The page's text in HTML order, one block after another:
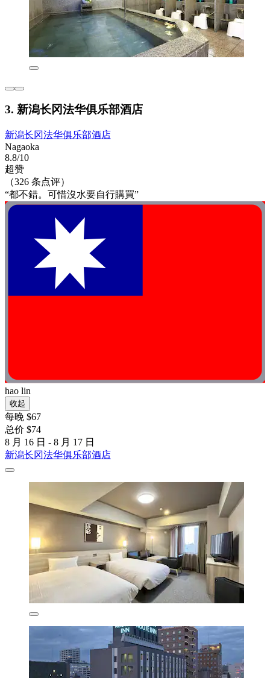
3. 新潟长冈法华俱乐部酒店
新潟长冈法华俱乐部酒店
Nagaoka
8.8/10
超赞
（326 条点评）
“都不錯。可惜沒水要自行購買”
hao lin
收起
每晚 $67
总价 $74
8 月 16 日 - 8 月 17 日
新潟长冈法华俱乐部酒店